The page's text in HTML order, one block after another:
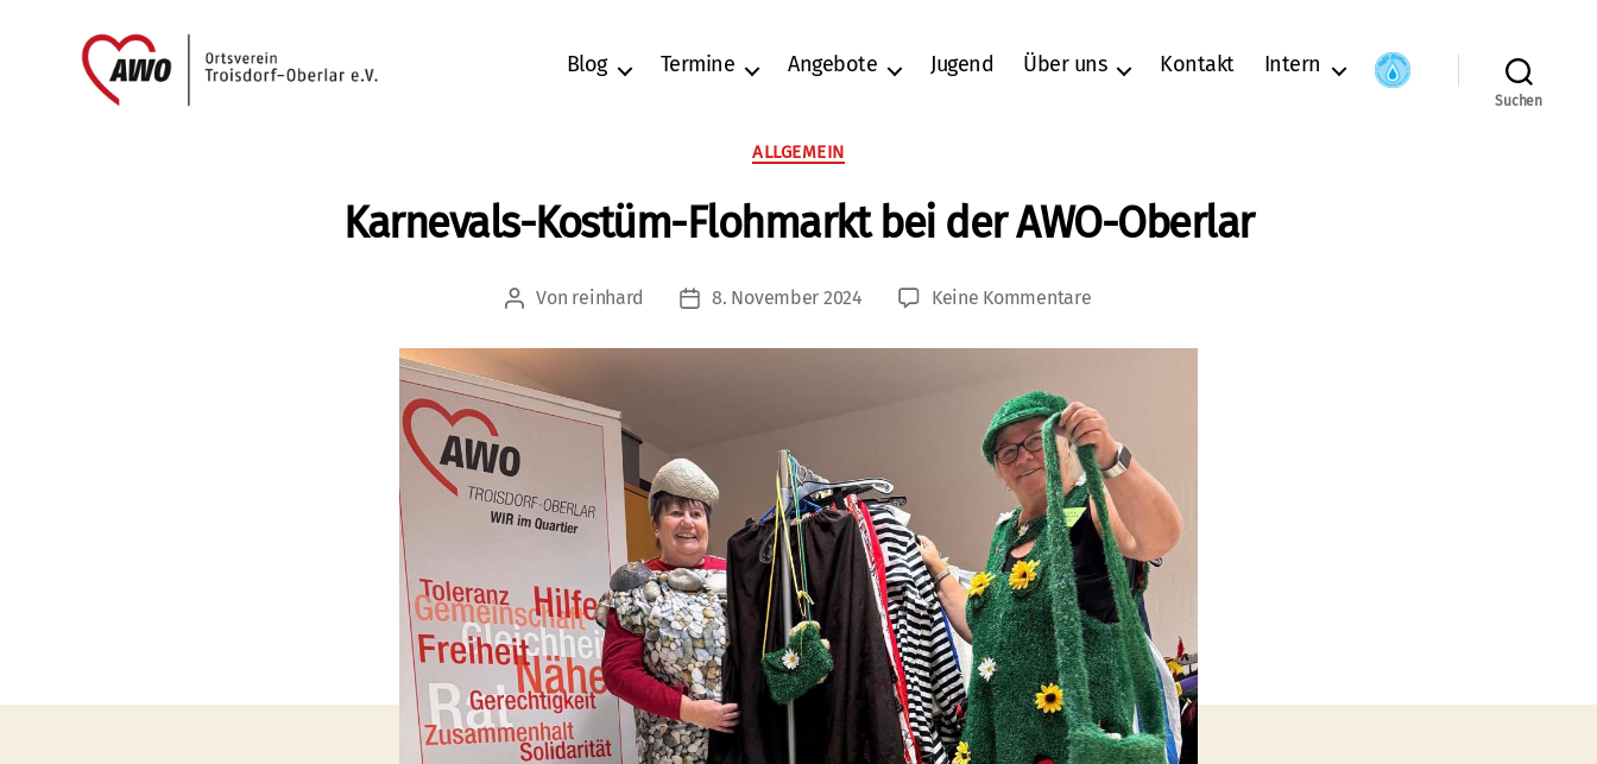
Blog Termine Angebote Jugend Über uns Kontakt Intern
Suchen
Kategorien
ALLGEMEIN
Karnevals-Kostüm-Flohmarkt bei der AWO-Oberlar
Beitragsautor
Von reinhard Veröffentlichungsdatum
8. November 2024 Keine Kommentarezu
Kostüm-
bei
der
AWO-
Oberlar